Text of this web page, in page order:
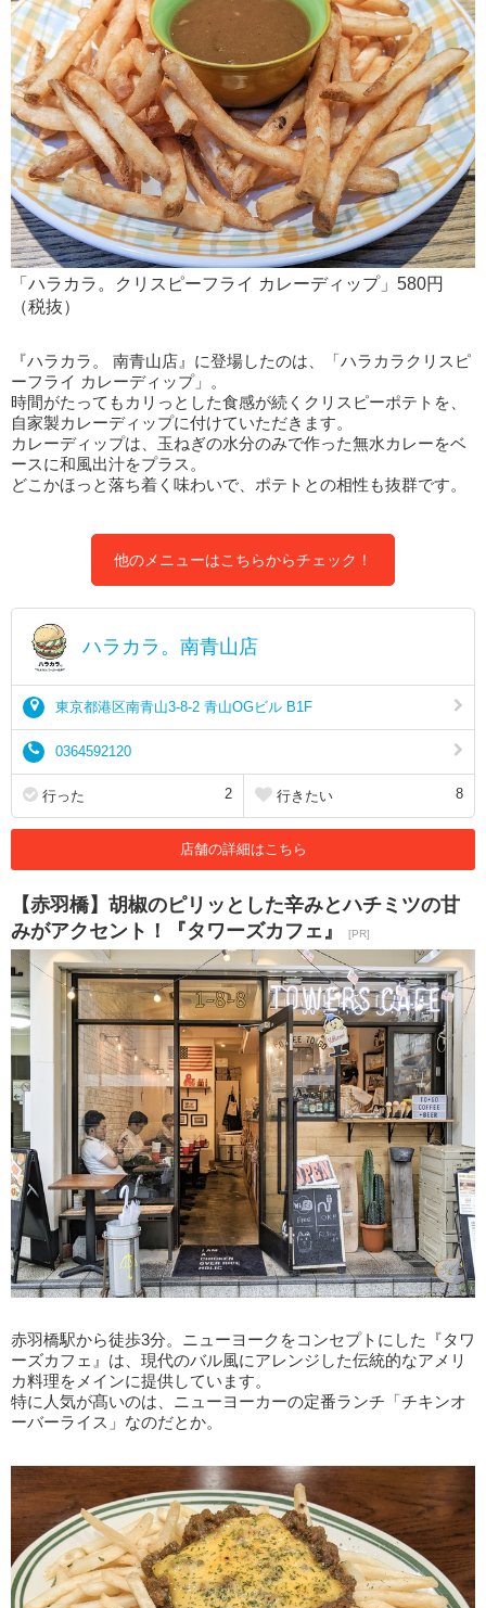
「ハラカラ。クリスピーフライ カレーディップ」580円
（税抜）
『ハラカラ。 南青山店』に登場したのは、「ハラカラクリスピ
ーフライ カレーディップ」。
時間がたってもカリっとした食感が続くクリスピーポテトを、
自家製カレーディップに付けていただきます。
カレーディップは、玉ねぎの水分のみで作った無水カレーをベ
ースに和風出汁をプラス。
どこかほっと落ち着く味わいで、ポテトとの相性も抜群です。
他のメニューはこちらからチェック！
ハラカラ。南青山店
東京都港区南青山3-8-2 青山OGビル B1F
0364592120
行った 2 行きたい 8
店舗の詳細はこちら
【赤羽橋】胡椒のピリッとした辛みとハチミツの甘
みがアクセント！『タワーズカフェ』
[PR]
赤羽橋駅から徒歩3分。ニューヨークをコンセプトにした『タワ
ーズカフェ』は、現代のバル風にアレンジした伝統的なアメリ
カ料理をメインに提供しています。
特に人気が髙いのは、ニューヨーカーの定番ランチ「チキンオ
ーバーライス」なのだとか。